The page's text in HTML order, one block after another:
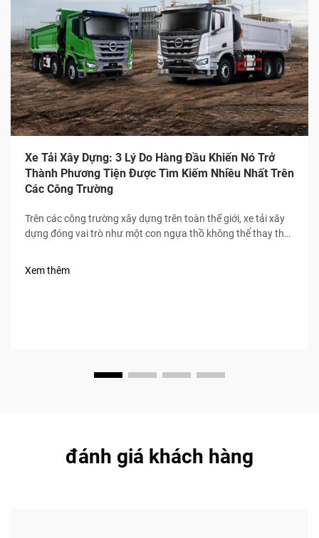
Xe Tải Xây Dựng: 3 Lý Do Hàng Đầu Khiến Nó Trở
Thành Phương Tiện Được Tìm Kiếm Nhiều Nhất Trên
Các Công Trường
Trên các công trường xây dựng trên toàn thế giới, xe tải xây
dựng đóng vai trò như một con ngựa thồ không thể thay thế,
Xem thêm
đánh giá khách hàng